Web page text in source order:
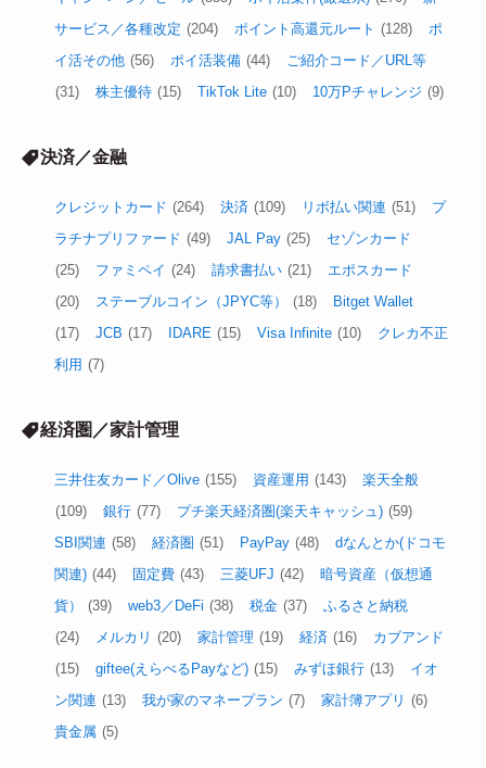
サービス／各種改定 (204) ポイント高還元ルート (128)
ポ
イ活その他 (56) ポイ活装備 (44)
ご紹介コード／URL等
(31)
株主優待 (15) TikTok Lite (10) 10万Pチャレンジ (9)
決済／金融
クレジットカード (264) 決済 (109) リボ払い関連 (51)
プ
ラチナプリファード (49) JAL Pay (25)
セゾンカード
(25)
ファミペイ (24) 請求書払い (21)
エポスカード
(20)
ステーブルコイン（JPYC等） (18)
Bitget Wallet
(17)
JCB (17) IDARE (15) Visa Infinite (10)
クレカ不正
利用 (7)
経済圏／家計管理
三井住友カード／Olive (155) 資産運用 (143)
楽天全般
(109)
銀行 (77) プチ楽天経済圏(楽天キャッシュ) (59)
SBI関連 (58) 経済圏 (51) PayPay (48)
dなんとか(ドコモ
関連) (44) 固定費 (43) 三菱UFJ (42)
暗号資産（仮想通
貨）
(39) web3／DeFi (38) 税金 (37)
ふるさと納税
(24)
メルカリ (20) 家計管理 (19) 経済 (16)
カブアンド
(15)
giftee(えらべるPayなど) (15) みずほ銀行 (13)
イオ
ン関連 (13) 我が家のマネープラン (7) 家計簿アプリ (6)
貴金属 (5)